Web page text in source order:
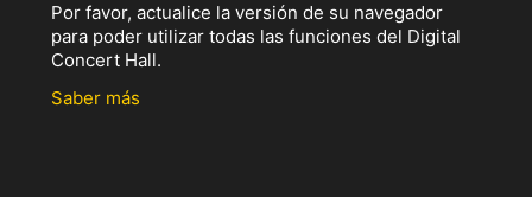
Por favor, actualice la versión de su navegador
para poder utilizar todas las funciones del Digital
Concert Hall.
Saber más